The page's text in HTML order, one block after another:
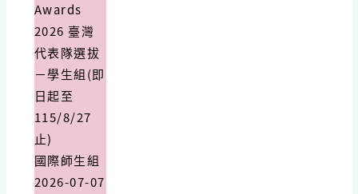
Awards
2026 臺灣
代表隊選拔
－學生組(即
日起至
115/8/27
止)
國際師生組
2026-07-07